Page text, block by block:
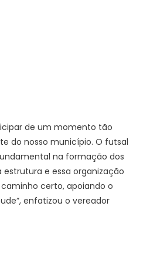
de um momento tão
do nosso município. O futsal
na formação dos
estrutura e essa organização
certo, apoiando o
enfatizou o vereador